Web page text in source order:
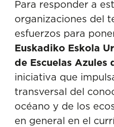
Para responder a
organizaciones del
esfuerzos para
Euskadiko Eskola
de Escuelas Azules
iniciativa que
transversal del
océano y de los
en general en el